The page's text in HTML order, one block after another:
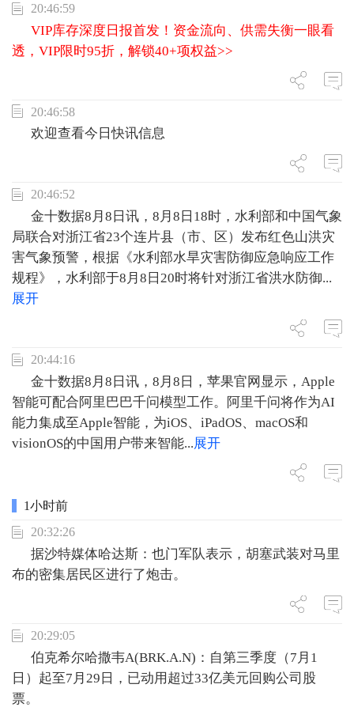
20:46:59
VIP库存深度日报首发！资金流向、供需失衡一眼看
透，VIP限时95折，解锁40+项权益>>
20:46:58
欢迎查看今日快讯信息
20:46:52
金十数据8月8日讯，8月8日18时，水利部和中国气象
局联合对浙江省23个连片县（市、区）发布红色山洪灾
害气象预警，根据《水利部水旱灾害防御应急响应工作
规程》，水利部于8月8日20时将针对浙江省洪水防御...
展开
20:44:16
金十数据8月8日讯，8月8日，苹果官网显示，Apple
智能可配合阿里巴巴千问模型工作。阿里千问将作为AI
能力集成至Apple智能，为iOS、iPadOS、macOS和
visionOS的中国用户带来智能...展开
1小时前
20:32:26
据沙特媒体哈达斯：也门军队表示，胡塞武装对马里
布的密集居民区进行了炮击。
20:29:05
伯克希尔哈撒韦A(BRK.A.N)：自第三季度（7月1
日）起至7月29日，已动用超过33亿美元回购公司股
票。